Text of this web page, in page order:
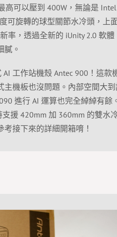
高可以壓到 400W，無論是 Intel
可旋轉的球型關節水冷頭，上
率，透過全新的 iUnity 2.0 軟體
膩。
工作站機殼 Antec 900！這款
主機板也沒問題。內部空間大
進行 AI 運算也完全綽綽有餘
援 420mm 加 360mm 的雙水
接下來的詳細開箱唷！